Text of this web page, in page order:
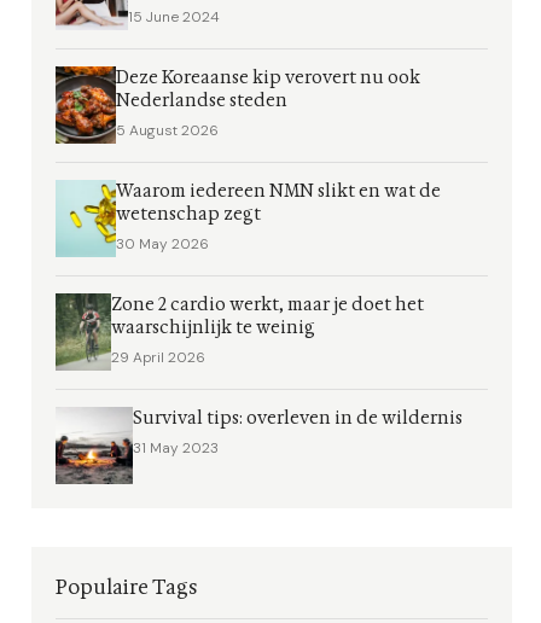
15 June 2024
Deze Koreaanse kip verovert nu ook
Nederlandse steden
5 August 2026
Waarom iedereen NMN slikt en wat de
wetenschap zegt
30 May 2026
Zone 2 cardio werkt, maar je doet het
waarschijnlijk te weinig
29 April 2026
Survival tips: overleven in de wildernis
31 May 2023
Populaire Tags